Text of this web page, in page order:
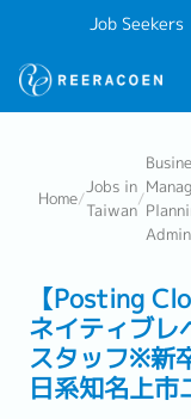
Job Seekers
Home/
Jobs in
Taiwan
/
【Posting
ネイティブレ
スタッフ※新
日系知名上市